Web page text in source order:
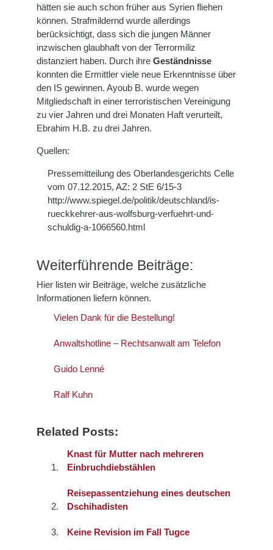
hätten sie auch schon früher aus Syrien fliehen
können. Strafmildernd wurde allerdings
berücksichtigt, dass sich die jungen Männer
inzwischen glaubhaft von der Terrormiliz
distanziert haben. Durch ihre Geständnisse
konnten die Ermittler viele neue Erkenntnisse über
den IS gewinnen. Ayoub B. wurde wegen
Mitgliedschaft in einer terroristischen Vereinigung
zu vier Jahren und drei Monaten Haft verurteilt,
Ebrahim H.B. zu drei Jahren.
Quellen:
Pressemitteilung des Oberlandesgerichts Celle
vom 07.12.2015, AZ: 2 StE 6/15-3
http://www.spiegel.de/politik/deutschland/is-
rueckkehrer-aus-wolfsburg-verfuehrt-und-
schuldig-a-1066560.html
Weiterführende Beiträge:
Hier listen wir Beiträge, welche zusätzliche
Informationen liefern können.
Vielen Dank für die Bestellung!
Anwaltshotline – Rechtsanwalt am Telefon
Guido Lenné
Ralf Kuhn
Related Posts:
Knast für Mutter nach mehreren
Einbruchdiebstählen
Reisepassentziehung eines deutschen
Dschihadisten
Keine Revision im Fall Tugce